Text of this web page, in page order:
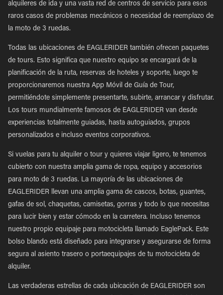
alquileres de ida y una vasta red de centros de servicio para esos
raros casos de problemas mecánicos o necesidad de reemplazo de
la moto de 3 ruedas.
Todas las ubicaciones de EAGLERIDER también ofrecen paquetes
de tours. Esto significa que nuestro equipo se encargará de la
planificación de la ruta, reservas de hoteles y soporte, luego te
proporcionaremos nuestra App Móvil de Guía de Tour,
permitiéndote simplemente presentarte, subirte, arrancar y disfrutar.
Los tours mundialmente famosos de EAGLERIDER van desde
experiencias totalmente guiadas, hasta autoguiados, grupos
personalizados e incluso eventos corporativos.
Si vuelas para tu alquiler o tour y quieres viajar ligero, te tenemos
cubierto con nuestra amplia gama de ropa, equipo y accesorios
para moto de 3 ruedas. La mayoría de las ubicaciones de
EAGLERIDER llevan una amplia gama de cascos, botas, guantes,
gafas de sol, chaquetas, camisetas, gorras y todo lo que necesitas
para lucir bien y estar cómodo en la carretera. Incluso tenemos
nuestro propio equipaje para motocicleta llamado EaglePack. Este
bolso blando está diseñado para integrarse y asegurarse de forma
segura al asiento trasero o portaequipajes de tu motocicleta de
alquiler.
Las verdaderas estrellas de cada ubicación de EAGLERIDER son